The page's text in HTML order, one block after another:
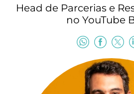
Head de Parcerias e
no YouTube